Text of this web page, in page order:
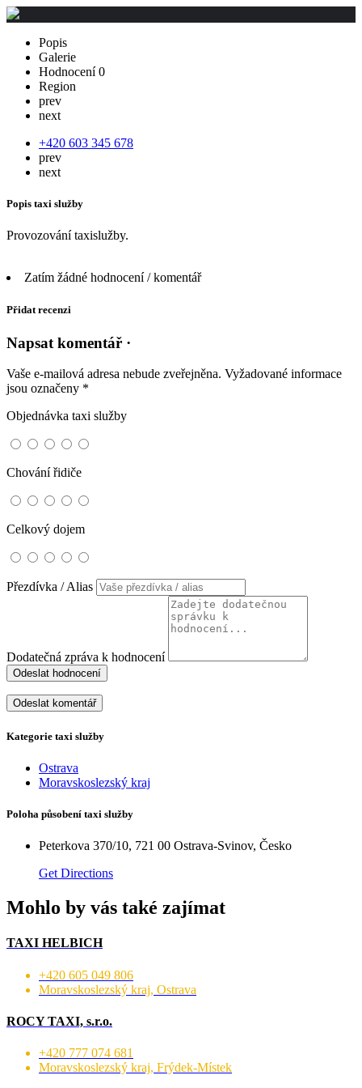
Popis
Galerie
Hodnocení0
Region
prev
next
+420 603 345 678
prev
next
Popis taxi služby
Provozování taxislužby.
Zatím žádné hodnocení / komentář
Přidat recenzi
Napsat komentář ·
Vaše e-mailová adresa nebude zveřejněna. Vyžadované informace
jsou označeny *
Objednávka taxi služby
Chování řidiče
Celkový dojem
Přezdívka / Alias
Dodatečná zpráva k hodnocení
Odeslat hodnocení
Kategorie taxi služby
Ostrava
Moravskoslezský kraj
Poloha působení taxi služby
Peterkova 370/10, 721 00 Ostrava-Svinov, Česko
Get Directions
Mohlo by vás také zajímat
TAXI HELBICH
+420 605 049 806
Moravskoslezský kraj, Ostrava
ROCY TAXI, s.r.o.
+420 777 074 681
Moravskoslezský kraj, Frýdek-Místek